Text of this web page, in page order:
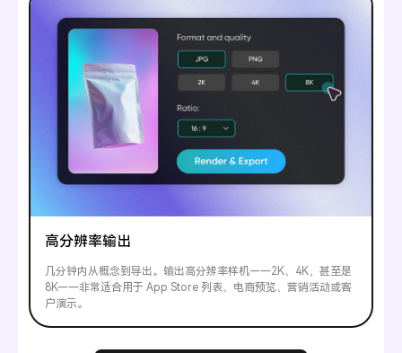
高分辨率输出
几分钟内从概念到导出。输出高分辨率样机——2K、4K，甚至是
8K——非常适合用于 App Store 列表、电商预览、营销活动或客
户演示。